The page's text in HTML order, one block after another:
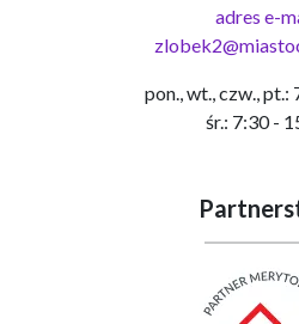
adres e-
pon., wt., czw., pt.:
śr.: 7:30 -